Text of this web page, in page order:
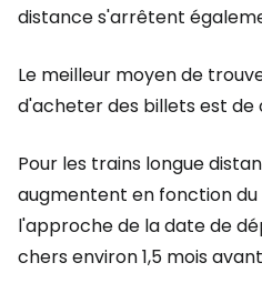
distance s'arrêtent
Le meilleur moyen de
d'acheter des billets est de
Pour les trains longue
augmentent en fonction
l'approche de la date de
chers environ 1,5 mois